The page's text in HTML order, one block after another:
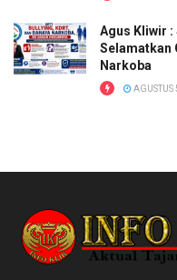
Agus Kliwir :
Selamatkan
Narkoba